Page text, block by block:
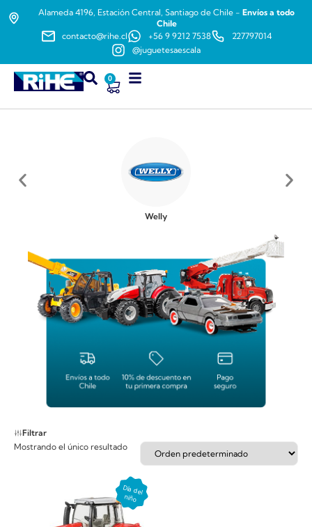
Alameda 4196, Estación Central, Santiago de Chile - Envíos a todo
Chile
contacto@rihe.cl
+56 9 9212 7538
227797014
@juguetesaescala
0
Welly
Filtrar
Mostrando el único resultado